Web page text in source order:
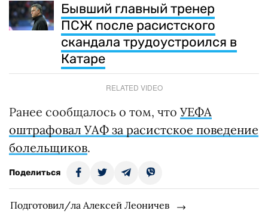
Бывший главный тренер
ПСЖ после расистского
скандала трудоустроился в
Катаре
RELATED VIDEO
Ранее сообщалось о том, что УЕФА
оштрафовал УАФ за расистское поведение
болельщиков.
Поделиться
Подготовил/ла Алексей Леоничев